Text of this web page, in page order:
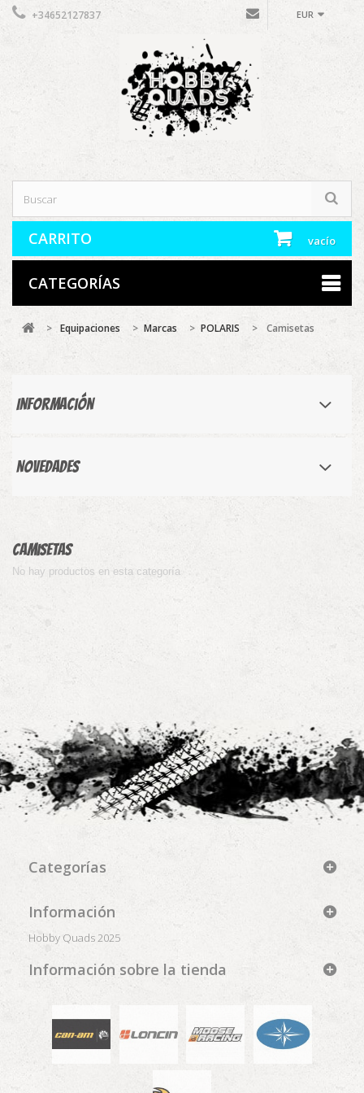
EUR
+34652127837
CARRITO vacío
CATEGORÍAS
> Equipaciones > Marcas > POLARIS > Camisetas
Información
Novedades
Camisetas
No hay productos en esta categoría
Categorías
Información
Hobby Quads 2025
Información sobre la tienda